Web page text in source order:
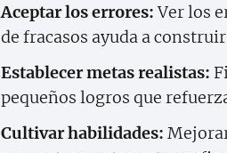
Aceptar los errores:Ver los
de fracasos ayuda a
Establecer metas realistas:
pequeños logros que
Cultivar habilidades: